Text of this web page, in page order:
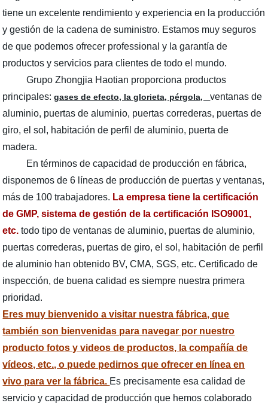
tiene un excelente rendimiento y experiencia en la producción
y gestión de la cadena de suministro. Estamos muy seguros
de que podemos ofrecer professional y la garantía de
productos y servicios para clientes de todo el mundo.
Grupo Zhongjia Haotian proporciona productos
principales:gases de efecto, la glorieta, pérgola,ventanas de
aluminio, puertas de aluminio, puertas correderas, puertas de
giro, el sol, habitación de perfil de aluminio, puerta de
madera.
En términos de capacidad de producción en fábrica,
disponemos de 6 líneas de producción de puertas y ventanas,
más de 100 trabajadores. La empresa tiene la certificación
de GMP, sistema de gestión de la certificación ISO9001,
etc.todo tipo de ventanas de aluminio, puertas de aluminio,
puertas correderas, puertas de giro, el sol, habitación de perfil
de aluminio han obtenido BV, CMA, SGS, etc. Certificado de
inspección, de buena calidad es siempre nuestra primera
prioridad.
Eres muy bienvenido a visitar nuestra fábrica, que
también son bienvenidas para navegar por nuestro
producto fotos y videos de productos, la compañía de
vídeos, etc., o puede pedirnos que ofrecer en línea en
vivo para ver la fábrica. Es precisamente esa calidad de
servicio y capacidad de producción que hemos colaborado